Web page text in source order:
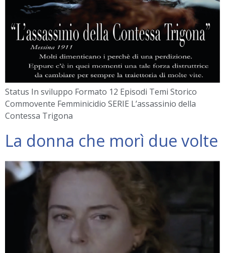
Status In sviluppo Formato 12 Episodi Temi Storico
Commovente Femminicidio SERIE L’assassinio della
Contessa Trigona
La donna che morì due volte